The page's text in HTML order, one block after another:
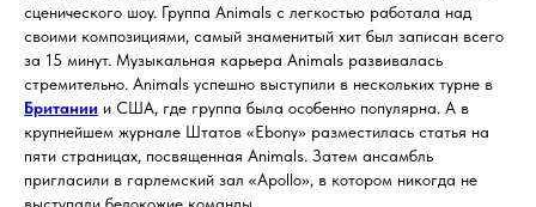
сценического шоу. Группа Animals с легкостью работала над
своими композициями, самый знаменитый хит был записан всего
за 15 минут. Музыкальная карьера Animals развивалась
стремительно. Animals успешно выступили в нескольких турне в
Британии и США, где группа была особенно популярна. А в
крупнейшем журнале Штатов «Ebony» разместилась статья на
пяти страницах, посвященная Animals. Затем ансамбль
пригласили в гарлемский зал «Apollo», в котором никогда не
выступали белокожие команды.